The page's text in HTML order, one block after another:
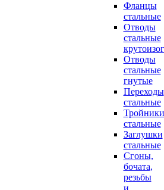
Фланцы
стальные
Отводы
стальные
Отводы
стальные
гнутые
Переходы
стальные
Тройники
стальные
Заглушки
стальные
Сгоны,
бочата,
резьбы
и